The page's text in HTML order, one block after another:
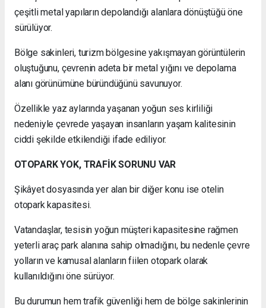
çeşitli metal yapıların depolandığı alanlara dönüştüğü öne
sürülüyor.
Bölge sakinleri, turizm bölgesine yakışmayan görüntülerin
oluştuğunu, çevrenin adeta bir metal yığını ve depolama
alanı görünümüne büründüğünü savunuyor.
Özellikle yaz aylarında yaşanan yoğun ses kirliliği
nedeniyle çevrede yaşayan insanların yaşam kalitesinin
ciddi şekilde etkilendiği ifade ediliyor.
OTOPARK YOK, TRAFİK SORUNU VAR
Şikâyet dosyasında yer alan bir diğer konu ise otelin
otopark kapasitesi.
Vatandaşlar, tesisin yoğun müşteri kapasitesine rağmen
yeterli araç park alanına sahip olmadığını, bu nedenle çevre
yolların ve kamusal alanların fiilen otopark olarak
kullanıldığını öne sürüyor.
Bu durumun hem trafik güvenliği hem de bölge sakinlerinin